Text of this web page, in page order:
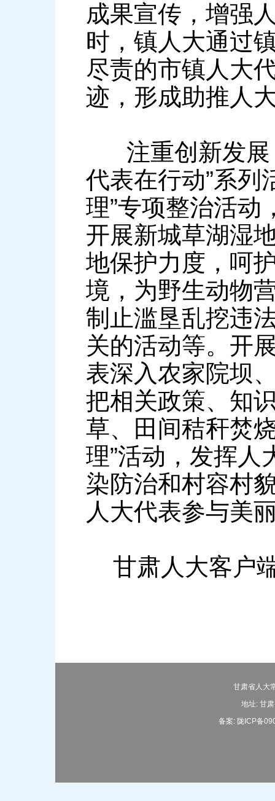
成果宣传，增强
时，镇人大通过
尽责的市镇人大
迹，形成助推人
注重创新发展
代表在行动”系列
理”专项整治活动
开展新城草湖湿
地保护力度，呵
境，为野生动物
制止滥垦乱挖违
关的活动等。开
表深入农家院坝
把相关政策、知
草、田间秸秆焚
理”活动，发挥人
染防治和村容村
人大代表参与美
甘肃人大客户
甘肃省人大
地址: 甘
备案: 陇ICP备